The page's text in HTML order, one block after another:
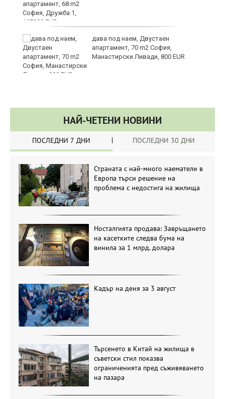
дава под наем, Двустаен
апартамент, 70 m2 София,
Манастирски Ливади, 800 EUR
НАЙ-ЧЕТЕНИ НОВИНИ
ПОСЛЕДНИ 7 ДНИ ПОСЛЕДНИ 30 ДНИ
Страната с най-много наематели в
Европа търси решение на
проблема с недостига на жилища
Носталгията продава: Завръщането
на касетките следва бума на
винила за 1 млрд. долара
Кадър на деня за 3 август
Търсенето в Китай на жилища в
съветски стил показва
ограниченията пред съживяването
на пазара